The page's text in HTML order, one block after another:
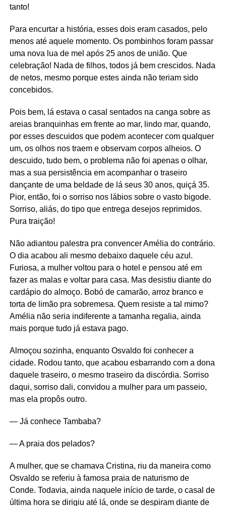
tanto!
Para encurtar a história, esses dois eram casados, pelo
menos até aquele momento. Os pombinhos foram passar
uma nova lua de mel após 25 anos de união. Que
celebração! Nada de filhos, todos já bem crescidos. Nada
de netos, mesmo porque estes ainda não teriam sido
concebidos.
Pois bem, lá estava o casal sentados na canga sobre as
areias branquinhas em frente ao mar, lindo mar, quando,
por esses descuidos que podem acontecer com qualquer
um, os olhos nos traem e observam corpos alheios. O
descuido, tudo bem, o problema não foi apenas o olhar,
mas a sua persistência em acompanhar o traseiro
dançante de uma beldade de lá seus 30 anos, quiçá 35.
Pior, então, foi o sorriso nos lábios sobre o vasto bigode.
Sorriso, aliás, do tipo que entrega desejos reprimidos.
Pura traição!
Não adiantou palestra pra convencer Amélia do contrário.
O dia acabou ali mesmo debaixo daquele céu azul.
Furiosa, a mulher voltou para o hotel e pensou até em
fazer as malas e voltar para casa. Mas desistiu diante do
cardápio do almoço. Bobó de camarão, arroz branco e
torta de limão pra sobremesa. Quem resiste a tal mimo?
Amélia não seria indiferente a tamanha regalia, ainda
mais porque tudo já estava pago.
Almoçou sozinha, enquanto Osvaldo foi conhecer a
cidade. Rodou tanto, que acabou esbarrando com a dona
daquele traseiro, o mesmo traseiro da discórdia. Sorriso
daqui, sorriso dali, convidou a mulher para um passeio,
mas ela propôs outro.
— Já conhece Tambaba?
— A praia dos pelados?
A mulher, que se chamava Cristina, riu da maneira como
Osvaldo se referiu à famosa praia de naturismo de
Conde. Todavia, ainda naquele início de tarde, o casal de
última hora se dirigiu até lá, onde se despiram diante de